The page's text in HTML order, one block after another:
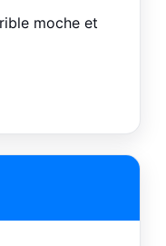
moche et